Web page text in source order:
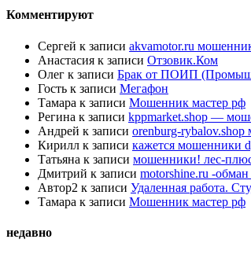
Комментируют
Сергей к записи akvamotor.ru
Анастасия к записи Отзовик.Ком
Олег к записи Брак от ПОИП
Гость к записи Мегафон
Тамара к записи Мошенник мастер рф
Регина к записи kppmarket.shop —
Андрей к записи orenburg-
Кирилл к записи кажется мошенники
Татьяна к записи мошенники! лес-
Дмитрий к записи motorshine.ru -
Автор2 к записи Удаленная работа.
Тамара к записи Мошенник мастер рф
недавно